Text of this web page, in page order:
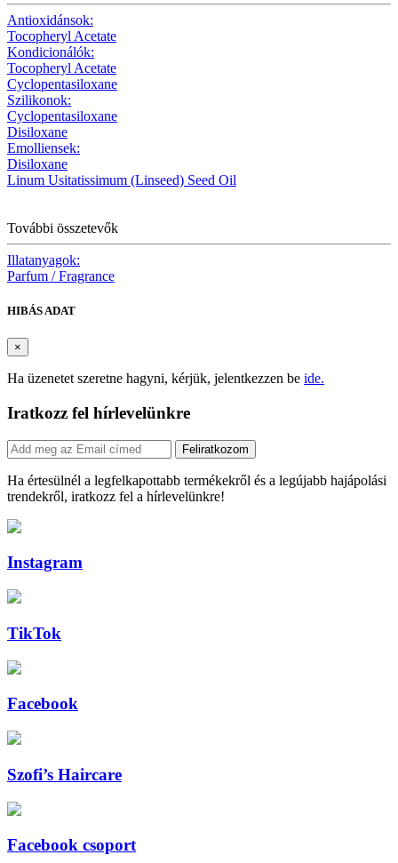
Antioxidánsok:
Tocopheryl Acetate
Kondicionálók:
Tocopheryl Acetate
Cyclopentasiloxane
Szilikonok:
Cyclopentasiloxane
Disiloxane
Emolliensek:
Disiloxane
Linum Usitatissimum (Linseed) Seed Oil
További összetevők
Illatanyagok:
Parfum / Fragrance
HIBÁS ADAT
×
Ha üzenetet szeretne hagyni, kérjük, jelentkezzen be ide.
Iratkozz fel hírlevelünkre
Feliratkozom
Ha értesülnél a legfelkapottabb termékekről és a legújabb hajápolási
trendekről, iratkozz fel a hírlevelünkre!
Instagram
TikTok
Facebook
Szofi’s Haircare
Facebook csoport